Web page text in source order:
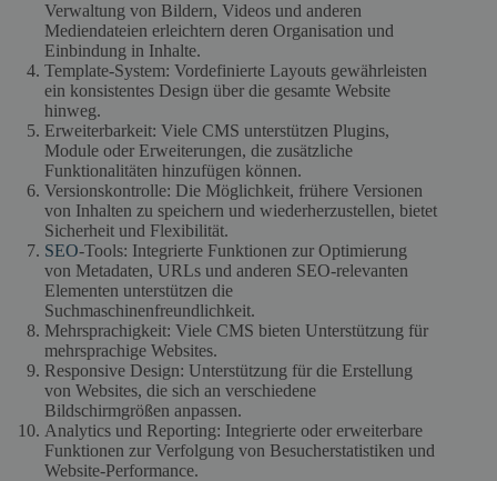
Verwaltung von Bildern, Videos und anderen
Mediendateien erleichtern deren Organisation und
Einbindung in Inhalte.
Template-System: Vordefinierte Layouts gewährleisten
ein konsistentes Design über die gesamte Website
hinweg.
Erweiterbarkeit: Viele CMS unterstützen Plugins,
Module oder Erweiterungen, die zusätzliche
Funktionalitäten hinzufügen können.
Versionskontrolle: Die Möglichkeit, frühere Versionen
von Inhalten zu speichern und wiederherzustellen, bietet
Sicherheit und Flexibilität.
SEO-Tools: Integrierte Funktionen zur Optimierung
von Metadaten, URLs und anderen SEO-relevanten
Elementen unterstützen die
Suchmaschinenfreundlichkeit.
Mehrsprachigkeit: Viele CMS bieten Unterstützung für
mehrsprachige Websites.
Responsive Design: Unterstützung für die Erstellung
von Websites, die sich an verschiedene
Bildschirmgrößen anpassen.
Analytics und Reporting: Integrierte oder erweiterbare
Funktionen zur Verfolgung von Besucherstatistiken und
Website-Performance.